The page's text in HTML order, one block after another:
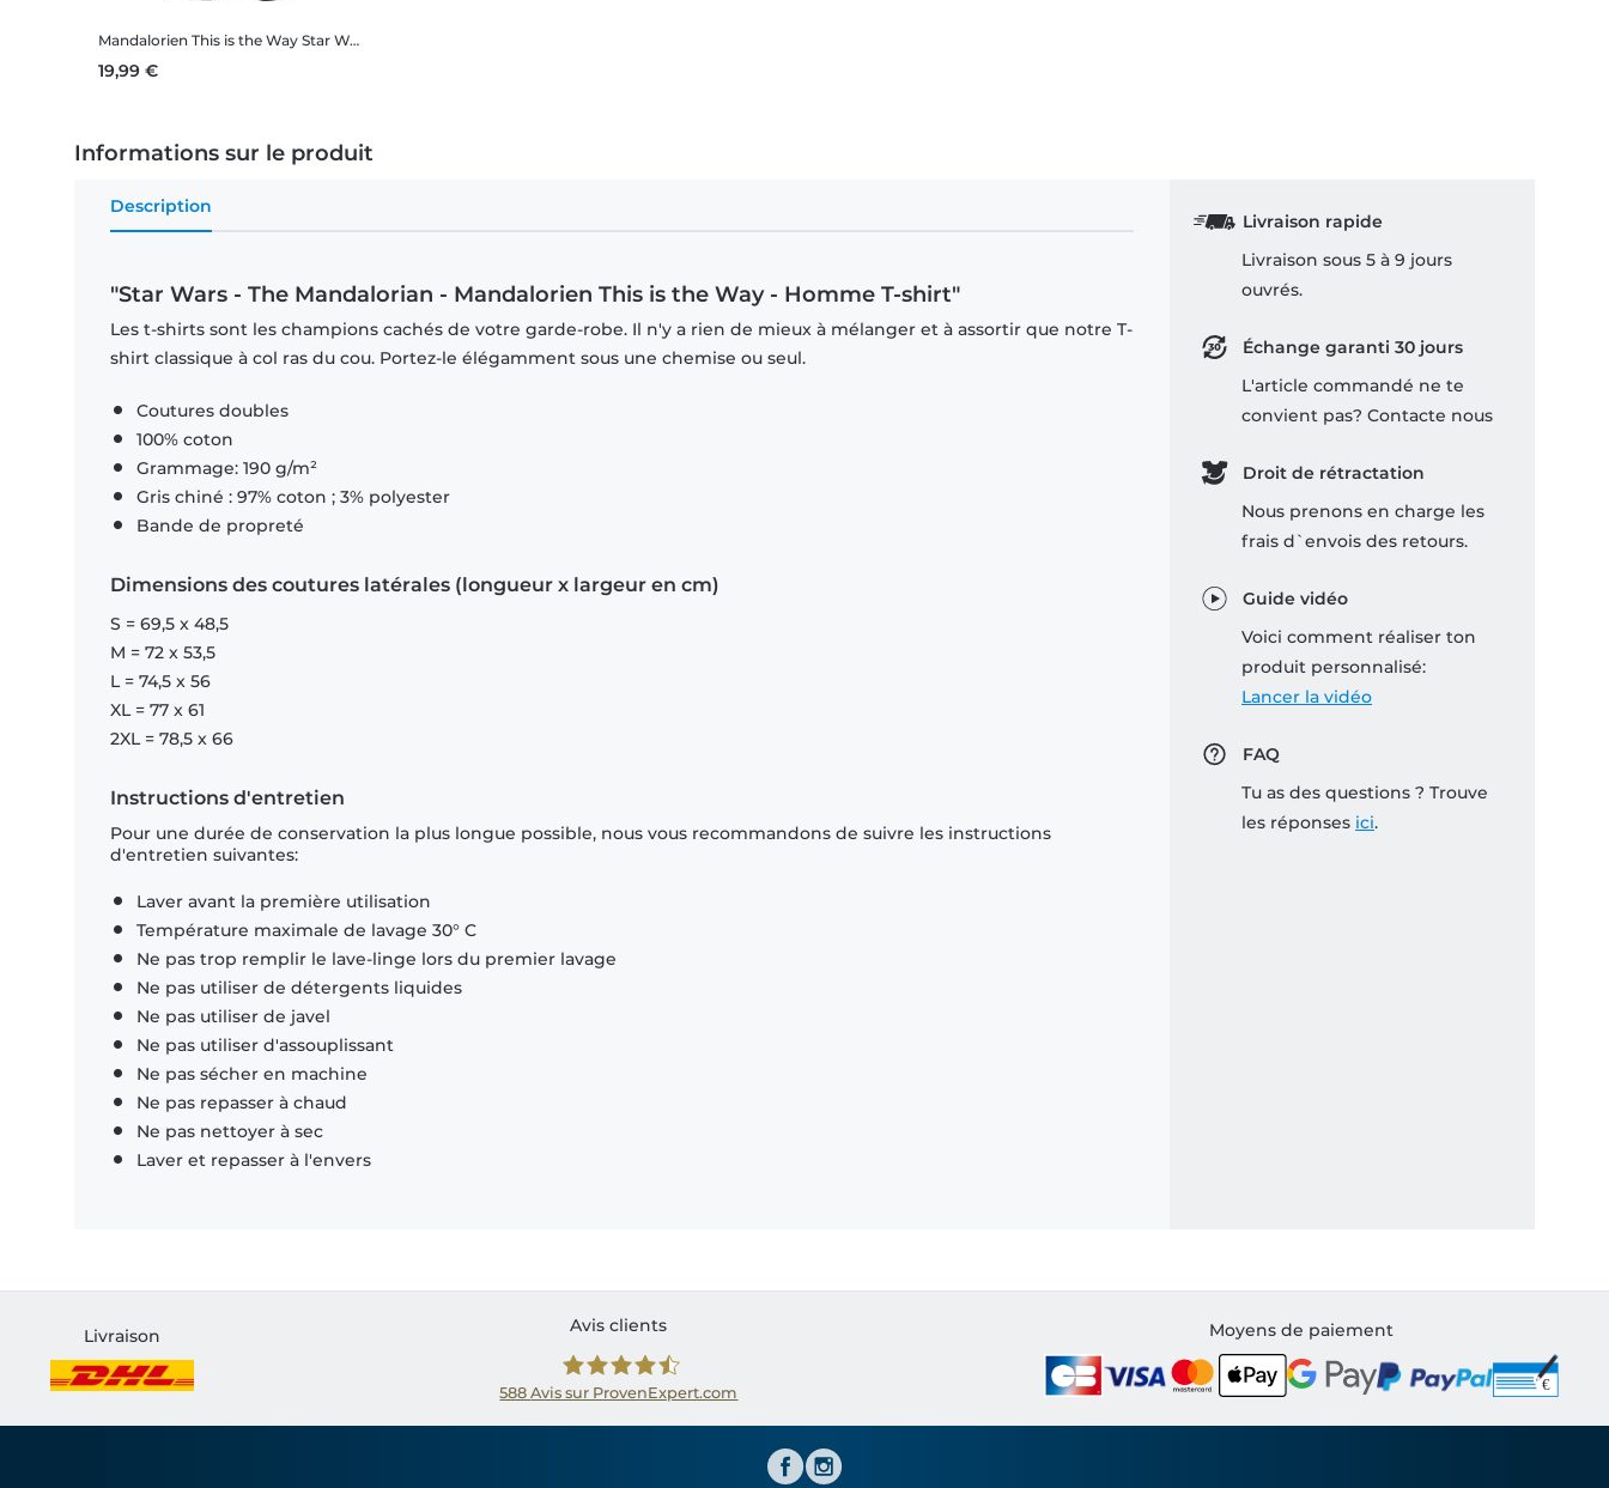
Mandalorien This is the Way Star Wars - The Mandalorian - Mandalorien This is the Way - Femme T-shirt
19,99 €
Informations sur le produit
Description
"Star Wars - The Mandalorian - Mandalorien This is the Way - Homme T-shirt"
Les t-shirts sont les champions cachés de votre garde-robe. Il n'y a rien de mieux à mélanger et à assortir que notre T-
shirt classique à col ras du cou. Portez-le élégamment sous une chemise ou seul.
Coutures doubles
100% coton
Grammage: 190 g/m²
Gris chiné : 97% coton ; 3% polyester
Bande de propreté
Dimensions des coutures latérales (longueur x largeur en cm)
S = 69,5 x 48,5
M = 72 x 53,5
L = 74,5 x 56
XL = 77 x 61
2XL = 78,5 x 66
Instructions d'entretien
Pour une durée de conservation la plus longue possible, nous vous recommandons de suivre les instructions
d'entretien suivantes:
Laver avant la première utilisation
Température maximale de lavage 30° C
Ne pas trop remplir le lave-linge lors du premier lavage
Ne pas utiliser de détergents liquides
Ne pas utiliser de javel
Ne pas utiliser d'assouplissant
Ne pas sécher en machine
Ne pas repasser à chaud
Ne pas nettoyer à sec
Laver et repasser à l'envers
Livraison rapide
Livraison sous 5 à 9 jours
ouvrés.
Échange garanti 30 jours
L'article commandé ne te
convient pas? Contacte nous
Droit de rétractation
Nous prenons en charge les
frais d`envois des retours.
Guide vidéo
Voici comment réaliser ton
produit personnalisé:
Lancer la vidéo
FAQ
Tu as des questions ? Trouve
les réponses ici.
Livraison
Avis clients
588Avis sur ProvenExpert.com
Moyens de paiement